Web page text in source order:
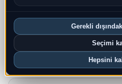
Gerekli
Seçimi
Hepsini
Genel bakış Harita Son
Bu ayki depremler
3
En yeni UTC: 2026-08-05 13:22:43